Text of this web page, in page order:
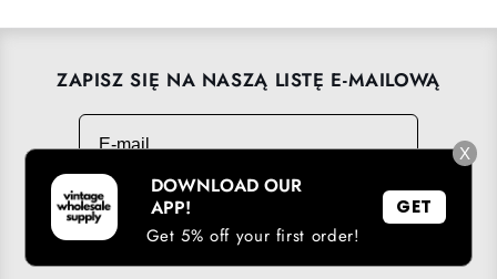
ZAPISZ SIĘ NA NASZĄ LISTĘ E-MAILOWĄ
E-mail
→
POBIERZ NASZĄ APLIKACJĘ
X
DOWNLOAD OUR
APP!
Get 5% off your first order!
GET